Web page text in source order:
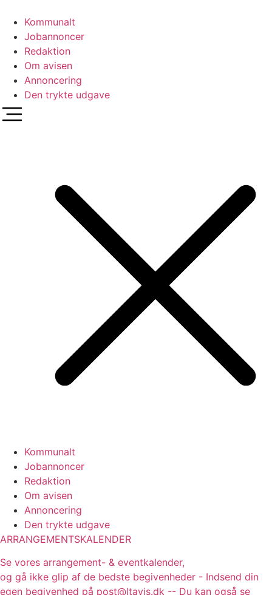
indhold
Kommunalt
Jobannoncer
Redaktion
Om avisen
Annoncering
Den trykte udgave
Kommunalt
Jobannoncer
Redaktion
Om avisen
Annoncering
Den trykte udgave
ARRANGEMENTSKALENDER
Se vores arrangement- & eventkalender,
og gå ikke glip af de bedste begivenheder - Indsend din
egen begivenhed på post@ltavis.dk -- Du kan også se